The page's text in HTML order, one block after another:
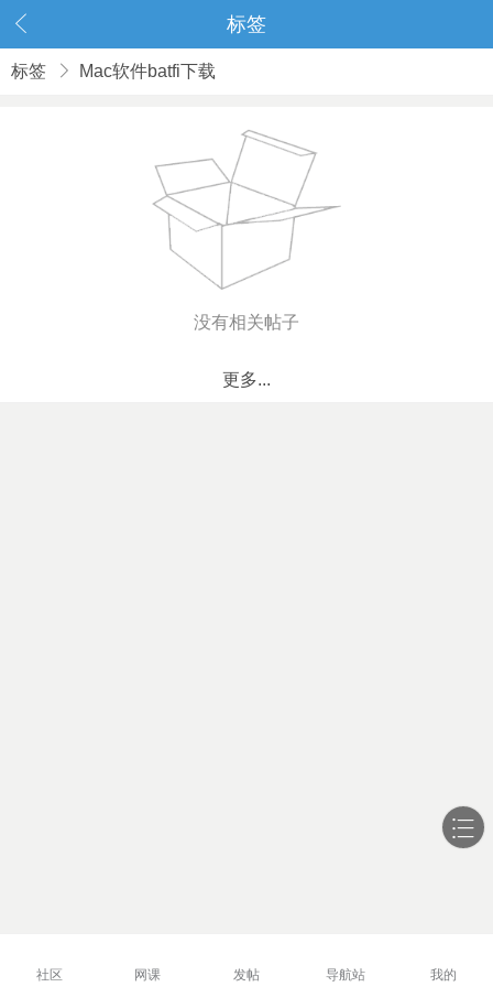
标签
标签 Mac软件batfi下载
没有相关帖子
更多...
社区 网课 发帖 导航站 我的